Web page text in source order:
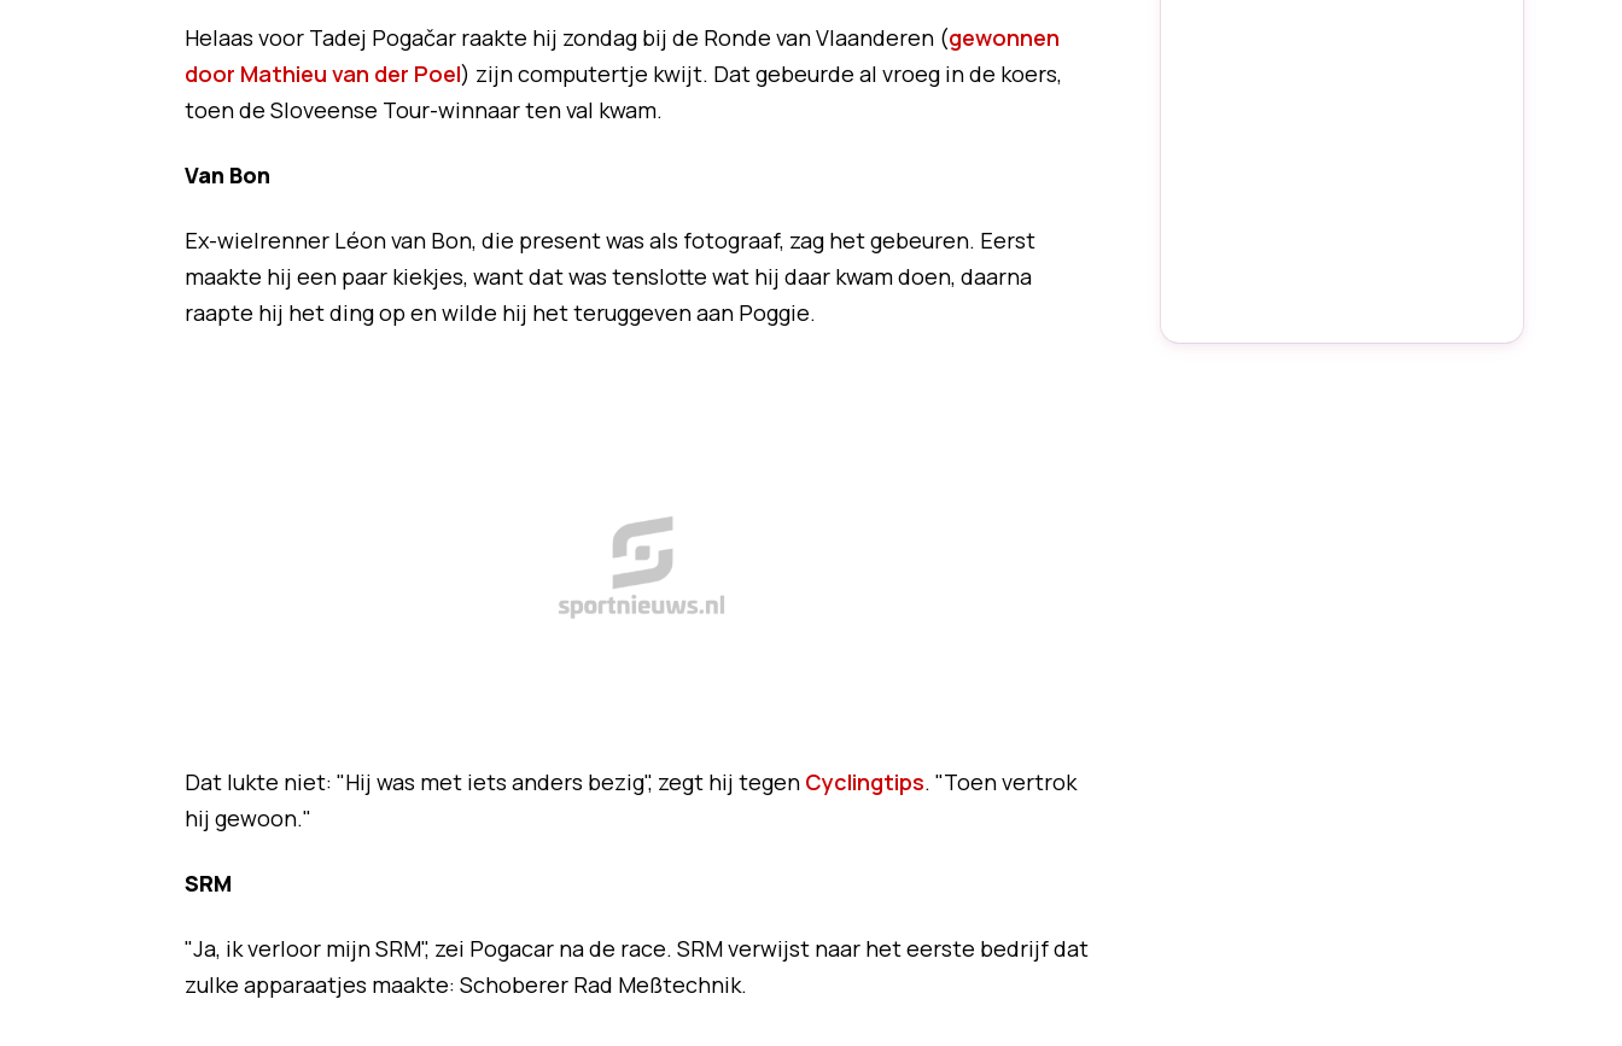
Helaas voor Tadej Pogačar raakte hij zondag bij de Ronde van Vlaanderen (gewonnen
door Mathieu van der Poel) zijn computertje kwijt. Dat gebeurde al vroeg in de koers,
toen de Sloveense Tour-winnaar ten val kwam.
Van Bon
Ex-wielrenner Léon van Bon, die present was als fotograaf, zag het gebeuren. Eerst
maakte hij een paar kiekjes, want dat was tenslotte wat hij daar kwam doen, daarna
raapte hij het ding op en wilde hij het teruggeven aan Poggie.
Dat lukte niet: "Hij was met iets anders bezig", zegt hij tegen Cyclingtips. "Toen vertrok
hij gewoon."
SRM
"Ja, ik verloor mijn SRM", zei Pogacar na de race. SRM verwijst naar het eerste bedrijf dat
zulke apparaatjes maakte: Schoberer Rad Meßtechnik.